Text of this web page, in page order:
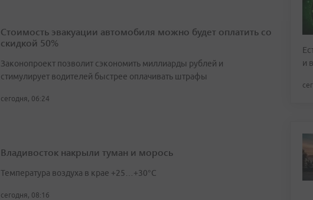
Стоимость эвакуации автомобиля можно будет оплатить со
скидкой 50%
Законопроект позволит сэкономить миллиарды рублей и
стимулирует водителей быстрее оплачивать штрафы
сегодня, 06:24
Владивосток накрыли туман и морось
Температура воздуха в крае +25…+30°C
сегодня, 08:16
и